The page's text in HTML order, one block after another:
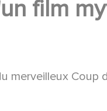
film
merveilleux